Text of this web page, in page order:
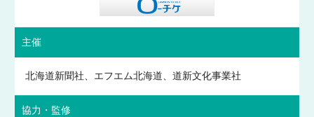
主催
北海道新聞社、エフエム北海道、道新文化事業社
協力・監修